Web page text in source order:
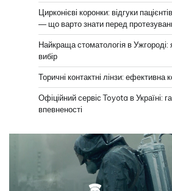
Цирконієві коронки: відгуки
— що варто знати перед
Найкраща стоматологія в Ужгороді:
вибір
Торичні контактні лінзи: ефективна
Офіційний сервіс Toyota в Україні:
впевненості